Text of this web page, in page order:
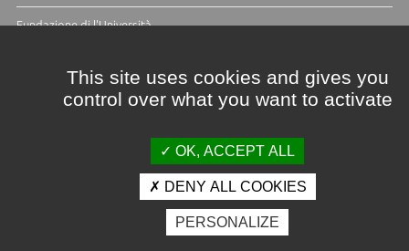
Fundazione di l'Università
Crédits et mentions légales
Espace presse
Photothèque
This site uses cookies and gives you
control over what you want to activate
OK, ACCEPT ALL
DENY ALL COOKIES
PERSONALIZE